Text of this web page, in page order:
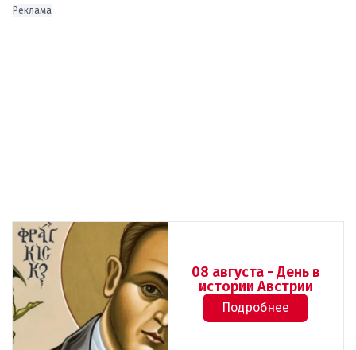
Реклама
08 августа - День в
истории Австрии
Подробнее